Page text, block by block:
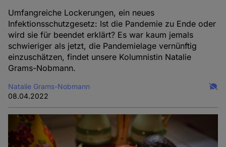
Umfangreiche Lockerungen, ein neues
Infektionsschutzgesetz: Ist die Pandemie zu Ende oder
wird sie für beendet erklärt? Es war kaum jemals
schwieriger als jetzt, die Pandemielage vernünftig
einzuschätzen, findet unsere Kolumnistin Natalie
Grams-Nobmann.
Natalie Grams-Nobmann
08.04.2022